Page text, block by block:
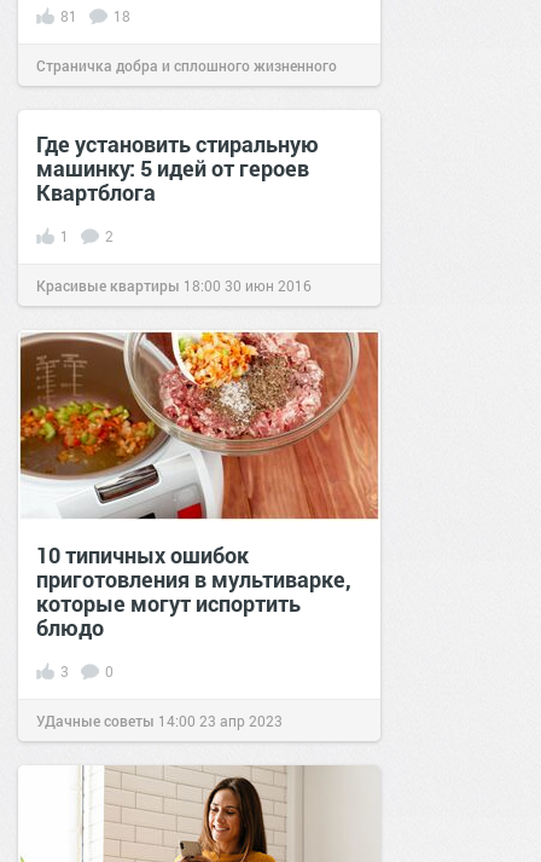
81 18
Страничка добра и сплошного жизненного
позитива! 18:01 05 май 2019
Где установить стиральную
машинку: 5 идей от героев
Квартблога
1 2
Красивые квартиры 18:00 30 июн 2016
10 типичных ошибок
приготовления в мультиварке,
которые могут испортить
блюдо
3 0
УДачные советы 14:00 23 апр 2023